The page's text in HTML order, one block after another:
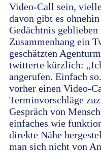
Video-Call sein,
davon gibt es
Gedächtnis
Zusammenhang ein
geschätzten
twitterte kürzlich:
angerufen. Einfach
vorher einen Video-
Terminvorschläge
Gespräch von
einfaches wie
direkte Nähe
man sich nicht von